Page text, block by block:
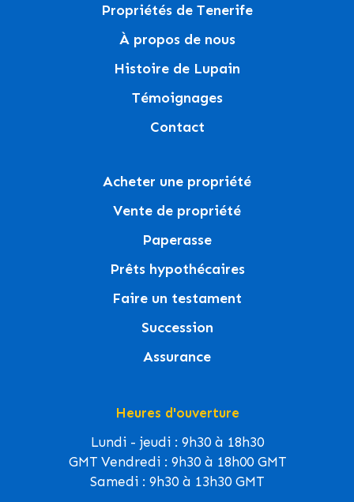
Propriétés de Tenerife
À propos de nous
Histoire de Lupain
Témoignages
Contact
Acheter une propriété
Vente de propriété
Paperasse
Prêts hypothécaires
Faire un testament
Succession
Assurance
Heures d'ouverture
Lundi - jeudi : 9h30 à 18h30
GMT Vendredi : 9h30 à 18h00 GMT
Samedi : 9h30 à 13h30 GMT